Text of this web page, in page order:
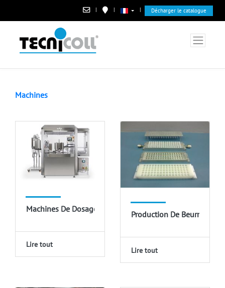
| | | Décharger le catalogue
Machines
Machines De Dosage Et D'emballage De Rouges À Lèvres
Lire tout
Production De Beurre De
Lire tout